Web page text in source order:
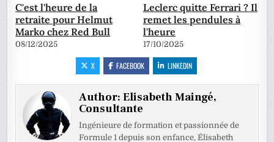
C'est l'heure de la
retraite pour Helmut
Marko chez Red Bull
08/12/2025
Leclerc quitte Ferrari ? Il
remet les pendules à
l'heure
17/10/2025
X FACEBOOK LINKEDIN
Author:Elisabeth Maingé,
Consultante
Ingénieure de formation et passionnée de
Formule 1 depuis son enfance, Élisabeth